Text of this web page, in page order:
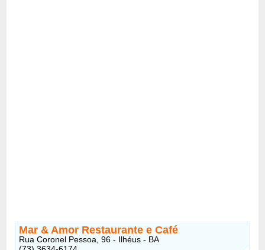
Mar & Amor Restaurante e Café
Rua Coronel Pessoa, 96 - Ilhéus - BA